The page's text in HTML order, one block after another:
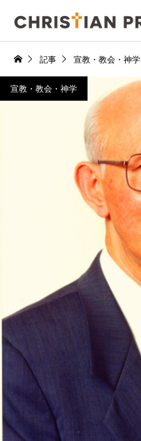
記事 宣教・教会・神学
宣教・教会・神学